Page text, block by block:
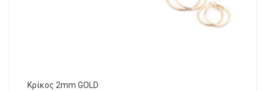
Κρίκος 2mm GOLD